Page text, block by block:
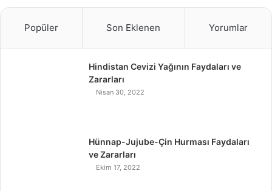
Popüler Son Eklenen Yorumlar
Hindistan Cevizi Yağının Faydaları ve
Zararları
Nisan 30, 2022
Hünnap-Jujube-Çin Hurması Faydaları
ve Zararları
Ekim 17, 2022